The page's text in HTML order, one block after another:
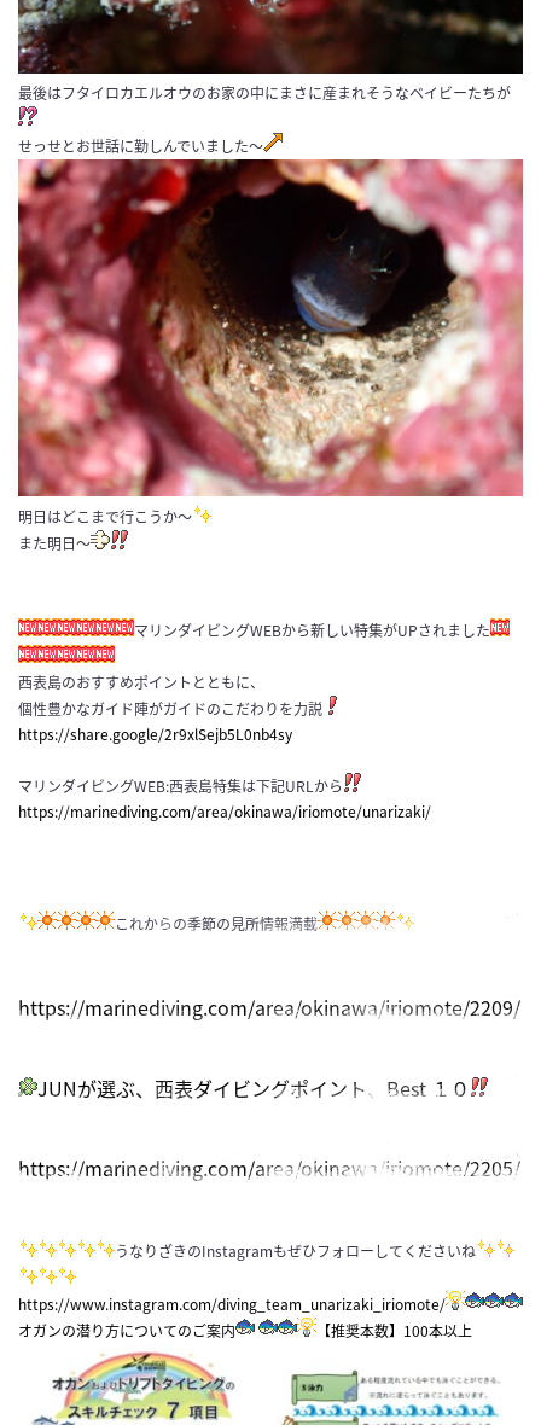
最後はフタイロカエルオウのお家の中にまさに産まれそうなベイビーたちが
せっせとお世話に勤しんでいました〜
明日はどこまで行こうか〜
また明日〜
マリンダイビングWEBから新しい特集がUPされました
西表島のおすすめポイントとともに、
個性豊かなガイド陣がガイドのこだわりを力説
https://share.google/2r9xlSejb5L0nb4sy
マリンダイビングWEB:西表島特集は下記URLから
https://marinediving.com/area/okinawa/iriomote/unarizaki/
これからの季節の見所情報満載
https://marinediving.com/area/okinawa/iriomote/2209/
JUNが選ぶ、西表ダイビングポイント、Best １０
https://marinediving.com/area/okinawa/iriomote/2205/
うなりざきのInstagramもぜひフォローしてくださいね
https://www.instagram.com/diving_team_unarizaki_iriomote/
オガンの潜り方についてのご案内
【推奨本数】100本以上